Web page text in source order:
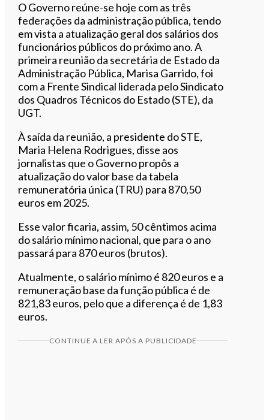
O Governo reúne-se hoje com as três
federações da administração pública, tendo
em vista a atualização geral dos salários dos
funcionários públicos do próximo ano. A
primeira reunião da secretária de Estado da
Administração Pública, Marisa Garrido, foi
com a Frente Sindical liderada pelo Sindicato
dos Quadros Técnicos do Estado (STE), da
UGT.
À saída da reunião, a presidente do STE,
Maria Helena Rodrigues, disse aos
jornalistas que o Governo propôs a
atualização do valor base da tabela
remuneratória única (TRU) para 870,50
euros em 2025.
Esse valor ficaria, assim, 50 cêntimos acima
do salário mínimo nacional, que para o ano
passará para 870 euros (brutos).
Atualmente, o salário mínimo é 820 euros e a
remuneração base da função pública é de
821,83 euros, pelo que a diferença é de 1,83
euros.
CONTINUE A LER APÓS A PUBLICIDADE